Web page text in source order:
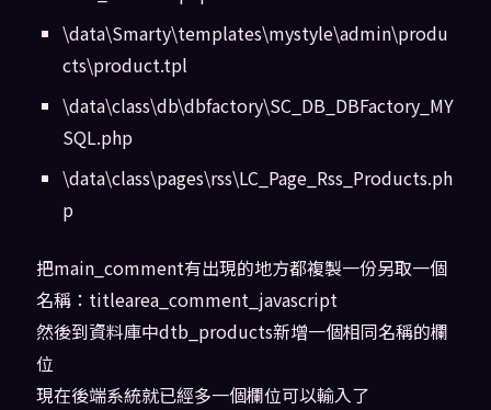
\data\Smarty\templates\mystyle\admin\produ
cts\product.tpl
\data\class\db\dbfactory\SC_DB_DBFactory_MY
SQL.php
\data\class\pages\rss\LC_Page_Rss_Products.ph
p
把main_comment有出現的地方都複製一份另取一個
名稱：titlearea_comment_javascript
然後到資料庫中dtb_products新增一個相同名稱的欄
位
現在後端系統就已經多一個欄位可以輸入了